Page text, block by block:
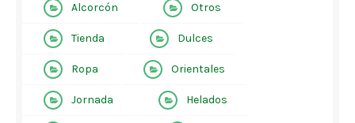
Alcorcón Otros
Tienda Dulces
Ropa Orientales
Jornada Helados